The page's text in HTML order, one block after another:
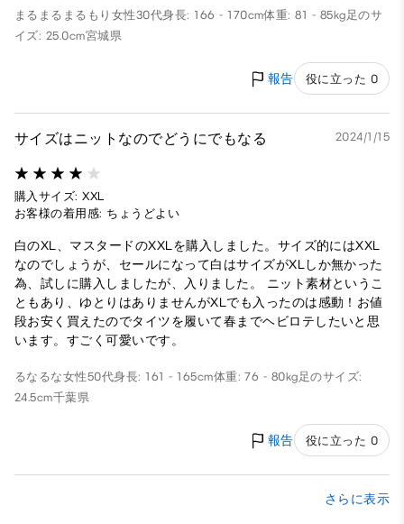
まるまるまるもり 女性30代身長: 166 - 170cm体重: 81 - 85kg足のサ
イズ: 25.0cm宮城県
報告 役に立った 0
サイズはニットなのでどうにでもなる 2024/1/15
購入サイズ: XXL
お客様の着用感: ちょうどよい
白のXL、マスタードのXXLを購入しました。サイズ的にはXXL
なのでしょうが、セールになって白はサイズがXLしか無かった
為、試しに購入しましたが、入りました。 ニット素材というこ
ともあり、ゆとりはありませんがXLでも入ったのは感動！お値
段お安く買えたのでタイツを履いて春までヘビロテしたいと思
います。すごく可愛いです。
るなるな女性50代身長: 161 - 165cm体重: 76 - 80kg足のサイズ:
24.5cm千葉県
報告 役に立った 0
さらに表示